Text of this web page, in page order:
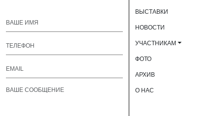
ВЫСТАВКИ
НОВОСТИ
УЧАСТНИКАМ
ФОТО
АРХИВ
О НАС